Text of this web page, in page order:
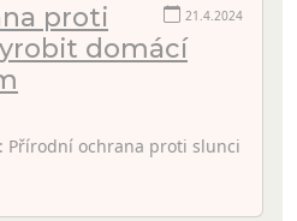
21.4.2024
proti
domácí
Přírodní ochrana proti slunci